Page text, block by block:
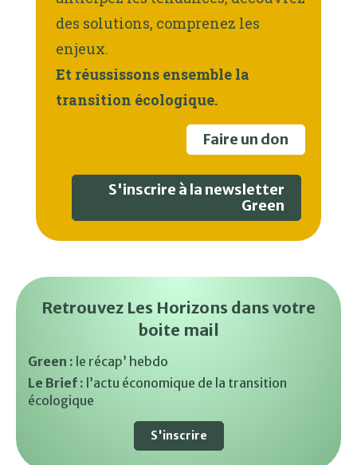
des solutions, comprenez les
enjeux.
Et réussissons ensemble la
transition écologique.
Faire un don
S'inscrire à la newsletter
Green
Retrouvez Les Horizons dans votre
boite mail
Green : le récap’ hebdo
Le Brief : l’actu économique de la transition
écologique
S'inscrire